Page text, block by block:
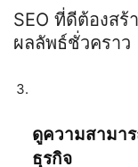
SEO ที่ดีต้องสร้
ผลลัพธ์ชั่วคราว
ดูความสามาร
ธุรกิจ